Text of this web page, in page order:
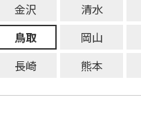
金沢 清水
鳥取 岡山
長崎 熊本